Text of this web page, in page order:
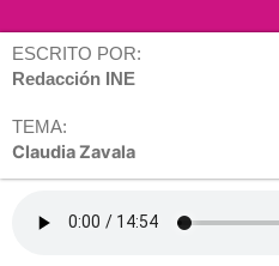
ESCRITO POR:
Redacción INE
TEMA:
Claudia Zavala